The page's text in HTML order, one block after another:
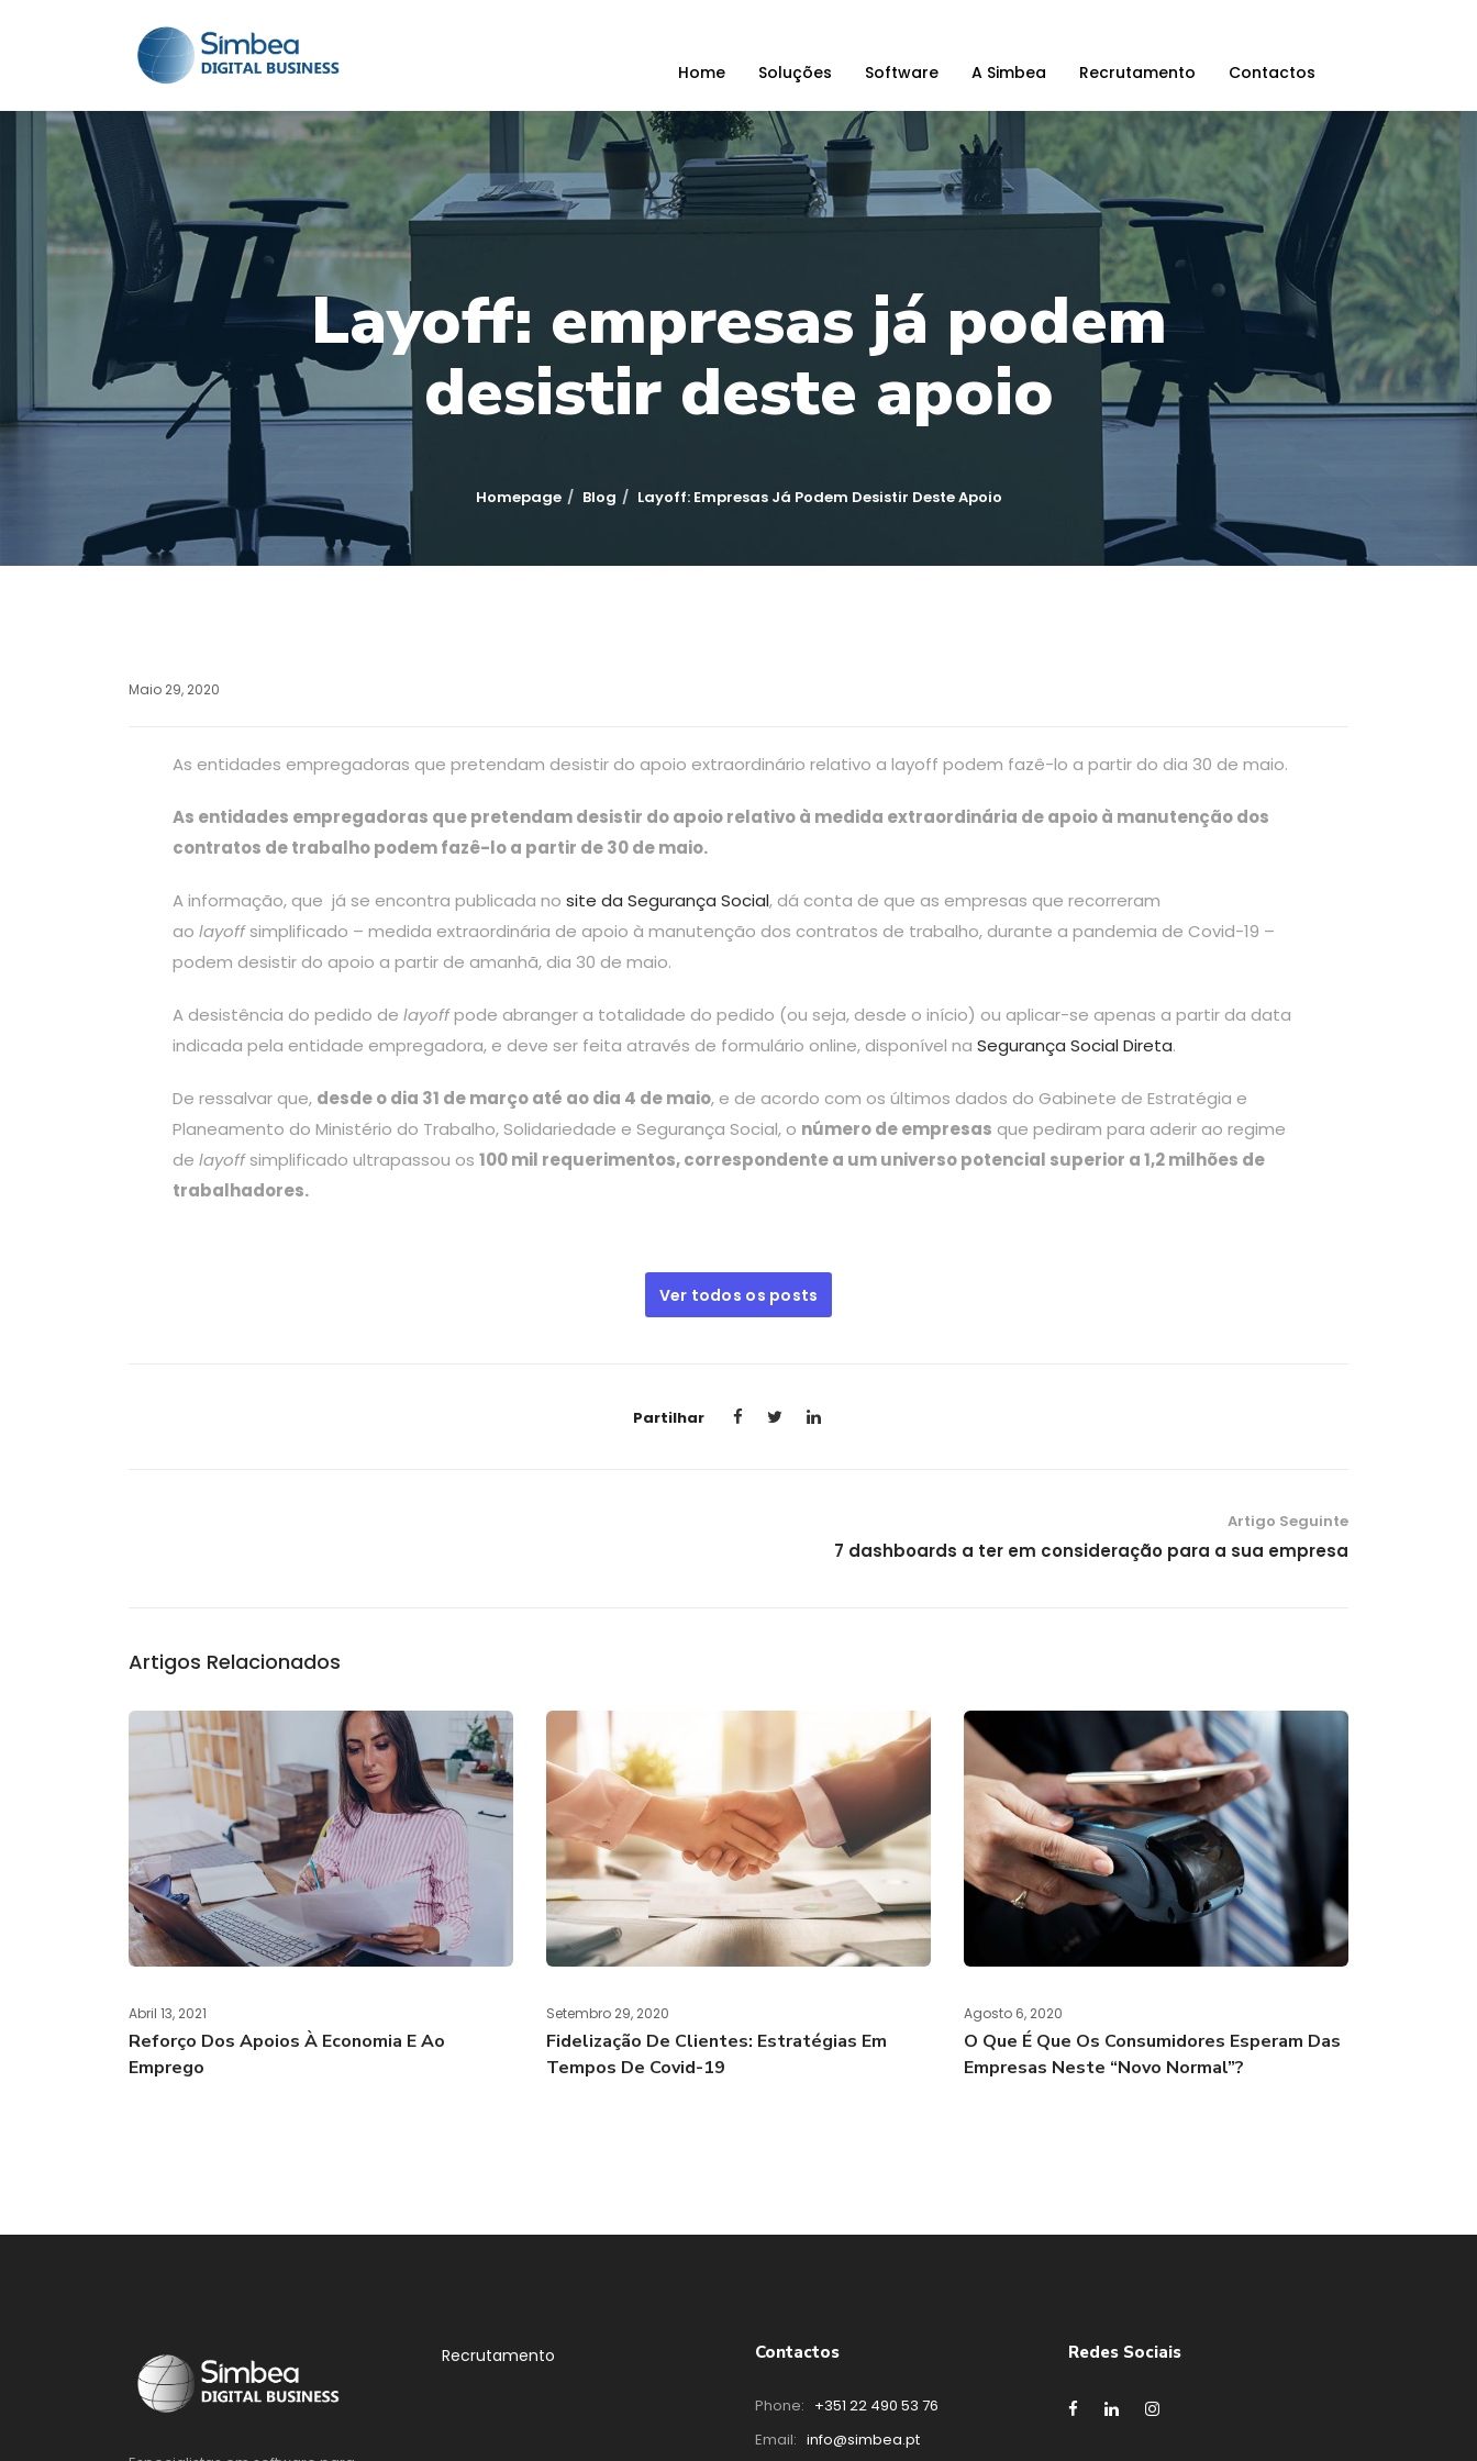
Home Soluções Software A Simbea Recrutamento Contactos
Layoff: empresas já podem
desistir deste apoio
Homepage Blog Layoff: Empresas Já Podem Desistir Deste Apoio
Maio 29, 2020
As entidades empregadoras que pretendam desistir do apoio extraordinário relativo a layoff podem fazê-lo a partir do dia 30 de maio.
As entidades empregadoras que pretendam desistir do apoio relativo à medida extraordinária de apoio à manutenção dos
contratos de trabalho podem fazê-lo a partir de 30 de maio.
A informação, que já se encontra publicada no site da Segurança Social, dá conta de que as empresas que recorreram
ao layoffsimplificado – medida extraordinária de apoio à manutenção dos contratos de trabalho, durante a pandemia de Covid-19 –
podem desistir do apoio a partir de amanhã, dia 30 de maio.
A desistência do pedido de layoffpode abranger a totalidade do pedido (ou seja, desde o início) ou aplicar-se apenas a partir da data
indicada pela entidade empregadora, e deve ser feita através de formulário online, disponível na Segurança Social Direta.
De ressalvar que, desde o dia 31 de março até ao dia 4 de maio, e de acordo com os últimos dados do Gabinete de Estratégia e
Planeamento do Ministério do Trabalho, Solidariedade e Segurança Social, o número de empresas que pediram para aderir ao regime
de layoffsimplificado ultrapassou os 100 mil requerimentos, correspondente a um universo potencial superior a 1,2 milhões de
trabalhadores.
Ver todos os posts
Partilhar
Artigo Seguinte
7 dashboards a ter em consideração para a sua empresa
Artigos Relacionados
Abril 13, 2021
Reforço Dos Apoios À Economia E Ao
Emprego
Setembro 29, 2020
Fidelização De Clientes: Estratégias Em
Tempos De Covid-19
Agosto 6, 2020
O Que É Que Os Consumidores Esperam Das
Empresas Neste “novo Normal”?
Recrutamento Contactos
Phone: +351 22 490 53 76
Email: info@simbea.pt
Redes Sociais